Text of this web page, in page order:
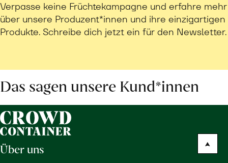
Verpasse keine Früchtekampagne und erfahre mehr
über unsere Produzent*innen und ihre einzigartigen
Produkte. Schreibe dich jetzt ein für den Newsletter.
Das sagen unsere Kund*innen
Über uns